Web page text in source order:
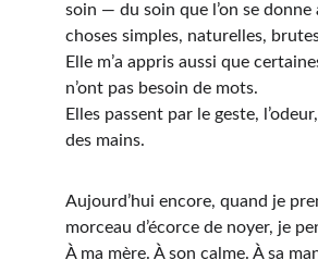
soin — du soin que l’on se donne
choses simples, naturelles,
Elle m’a appris aussi que
n’ont pas besoin de mots.
Elles passent par le geste,
des mains.
Aujourd’hui encore, quand je
morceau d’écorce de noyer, je
À ma mère. À son calme. À sa